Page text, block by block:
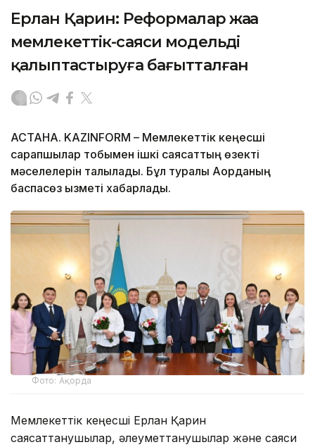
Ерлан Қарин: Реформалар жаңа
мемлекеттік-саяси модельді
қалыптастыруға бағытталған
АСТАНА. KAZINFORM – Мемлекеттік кеңесші
сарапшылар тобымен ішкі саясаттың өзекті
мәселелерін талқылады. Бұл туралы Ақорданың
баспасөз қызметі хабарлады.
Фото: Ақорда
Мемлекеттік кеңесші Ерлан Қарин
саясаттанушылар, әлеуметтанушылар және саяси